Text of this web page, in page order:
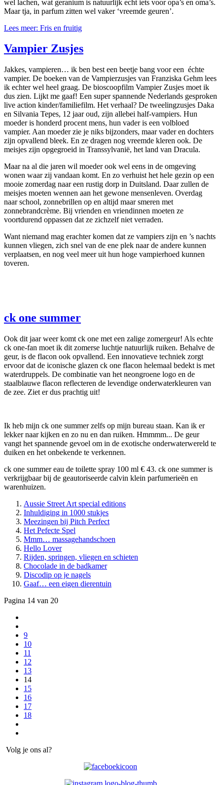
wel lachen, wat geranium is natuurlijk echt iets voor opa’s en oma’s.
Maar tja, in parfum zitten wel vaker ‘vreemde geuren’.
Lees meer: Fris en fruitig
Vampier Zusjes
Jakkes, vampieren… ik ben best een beetje bang voor een échte
vampier. De boeken van de Vampierzusjes van Franziska Gehm lees
ik echter wel heel graag. De bioscoopfilm Vampier Zusjes moet ik
dus zien. Lijkt me gaaf! Een super spannende Nederlands gesproken
live action kinder/familiefilm. Het verhaal? De tweelingzusjes Daka
en Silvania Tepes, 12 jaar oud, zijn allebei half-vampiers. Hun
moeder is honderd procent mens, hun vader is een volbloed
vampier. Aan moeder zie je niks bijzonders, maar vader en dochters
zijn opvallend bleek. En ze dragen nog vreemde kleren ook. De
meisjes zijn opgegroeid in Transsylvanië, het land van Dracula.
Maar na al die jaren wil moeder ook wel eens in de omgeving
wonen waar zij vandaan komt. En zo verhuist het hele gezin op een
mooie zomerdag naar een rustig dorp in Duitsland. Daar zullen de
meisjes moeten wennen aan het gewone mensenleven. Overdag
naar school, zonnebrillen op en altijd maar smeren met
zonnebrandcrème. Bij vrienden en vriendinnen moeten ze
voortdurend oppassen dat ze zichzelf niet verraden.
Want niemand mag erachter komen dat ze vampiers zijn en ’s nachts
kunnen vliegen, zich snel van de ene plek naar de andere kunnen
verplaatsen, en nog veel meer uit hun hoge vampierhoed kunnen
toveren.
ck one summer
Ook dit jaar weer komt ck one met een zalige zomergeur! Als echte
ck one-fan moet ik dit zomerse luchtje natuurlijk ruiken. Behalve de
geur, is de flacon ook opvallend. Een innovatieve techniek zorgt
ervoor dat de iconische glazen ck one flacon helemaal bedekt is met
waterdruppels. De combinatie van het neongroene logo en de
staalblauwe flacon reflecteren de levendige onderwaterkleuren van
de zee. Ziet er dus prachtig uit!
Ik heb mijn ck one summer zelfs op mijn bureau staan. Kan ik er
lekker naar kijken en zo nu en dan ruiken. Hmmmm... De geur
vangt het spannende gevoel om in de exotische onderwaterwereld te
duiken en het onbekende te verkennen.
ck one summer eau de toilette spray 100 ml € 43. ck one summer is
verkrijgbaar bij de geautoriseerde calvin klein parfumerieën en
warenhuizen.
Aussie Street Art special editions
Inhuldiging in 1000 stukjes
Meezingen bij Pitch Perfect
Het Pefecte Spel
Mmm… massagehandschoen
Hello Lover
Rijden, springen, vliegen en schieten
Chocolade in de badkamer
Discodip op je nagels
Gaaf… een eigen dierentuin
Pagina 14 van 20
9
10
11
12
13
14
15
16
17
18
Volg je ons al?